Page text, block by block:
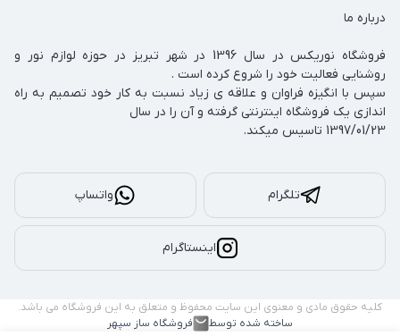
1397/01/23 تاسیس میکند.
تلگرام واتساپ
اینستاگرام
کلیه حقوق مادی و معنوی این سایت محفوظ و متعلق به این فروشگاه می باشد.
ساخته شده توسط
فروشگاه ساز سپهر